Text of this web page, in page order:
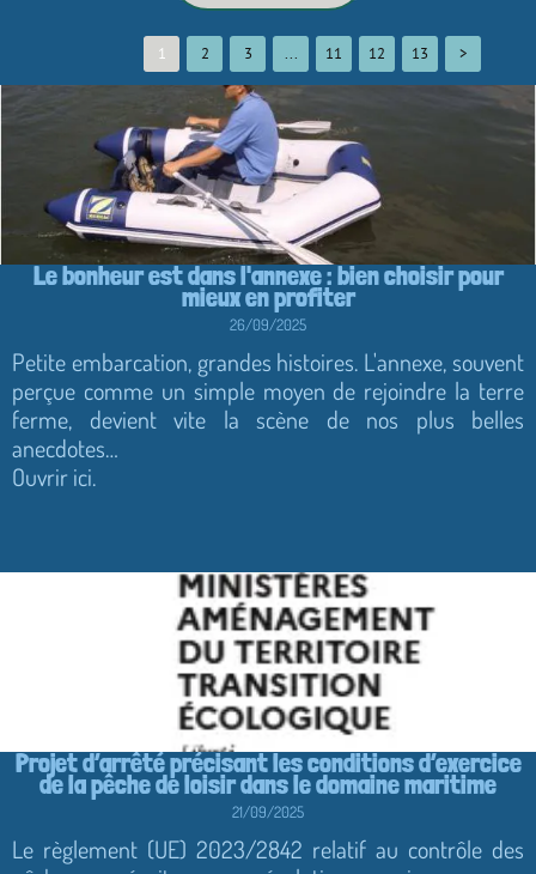
1 2 3 ... 11 12 13 >
Le bonheur est dans l'annexe : bien choisir pour
mieux en profiter
26/09/2025
Petite embarcation, grandes histoires. L'annexe, souvent
perçue comme un simple moyen de rejoindre la terre
ferme, devient vite la scène de nos plus belles
anecdotes…
Ouvrir ici.
Projet d’arrêté précisant les conditions d’exercice
de la pêche de loisir dans le domaine maritime
21/09/2025
Le règlement (UE) 2023/2842 relatif au contrôle des